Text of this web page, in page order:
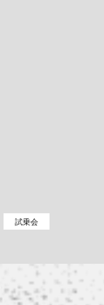
試乗会